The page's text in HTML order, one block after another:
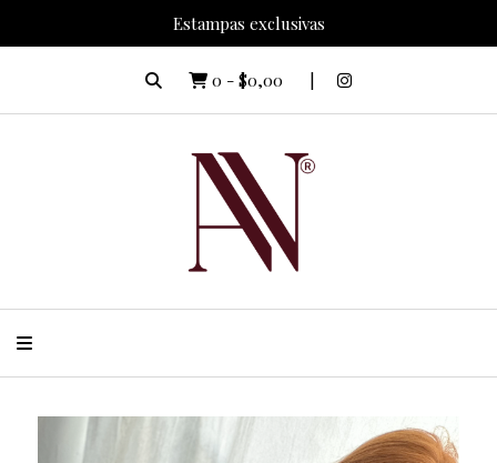
Estampas exclusivas
0 - $0,00